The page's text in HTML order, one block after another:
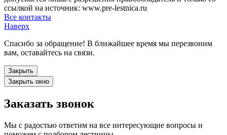
ссылкой на источник: www.pre-lestnica.ru
Все контакты
Наверх
Спасибо за обращение! В ближайшее время мы перезвоним
вам, оставайтесь на связи.
Закрыть
Закрыть окно
Заказать звонок
Мы с радостью ответим на все интересующие вопросы и